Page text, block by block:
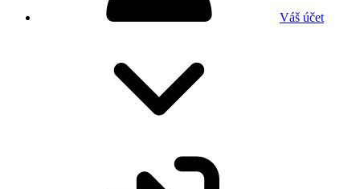
Váš účet